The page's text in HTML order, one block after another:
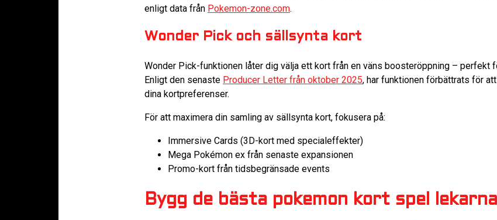
enligt data från Pokemon-zone.com.
Wonder Pick och sällsynta kort
Wonder Pick-funktionen låter dig välja ett kort från en väns boosteröppning – perfekt
Enligt den senaste Producer Letter från oktober 2025, har funktionen förbättrats för
dina kortpreferenser.
För att maximera din samling av sällsynta kort, fokusera på:
Immersive Cards (3D-kort med specialeffekter)
Mega Pokémon ex från senaste expansionen
Promo-kort från tidsbegränsade events
Bygg de bästa pokemon kort spel lekarna